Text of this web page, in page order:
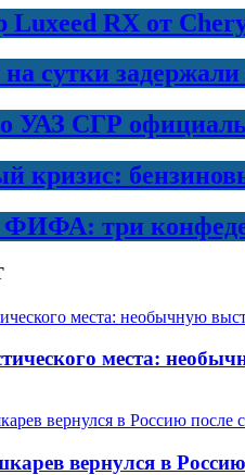
Luxeed RX от
сутки
УАЗ СГР
кризис:
ФИФА: три
места:
вернулся в